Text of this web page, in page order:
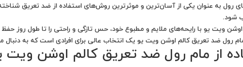
رول به عنوان یکی از آسان‌ترین و موثرترین روش‌های استفاده از ضد تعریق
شود.
مام رول ضد تعریق کالم اوشن ویت یو یک انتخاب عالی برای افرادی است که به دنبال
از مام رول ضد تعریق کالم اوشن ویت